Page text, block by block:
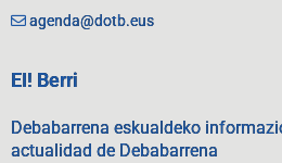
agenda@dotb.eus
EI! Berri
Debabarrena eskualdeko
actualidad de Debabarrena